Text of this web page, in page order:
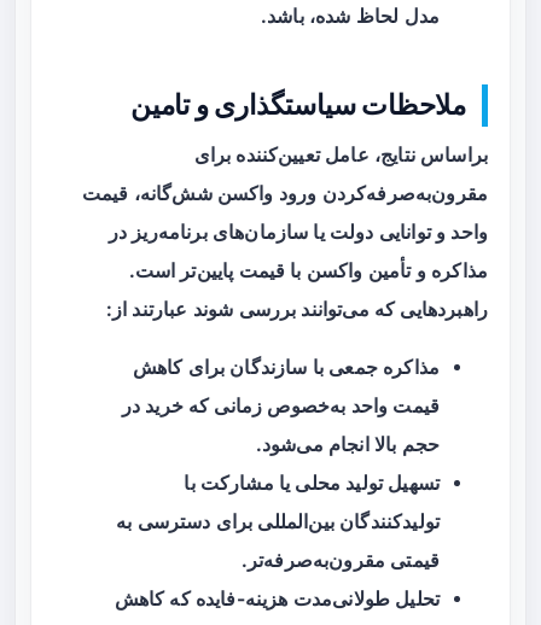
مدل لحاظ شده، باشد.
ملاحظات سیاستگذاری و تامین
براساس نتایج، عامل تعیین‌کننده برای
مقرون‌به‌صرفه‌کردن ورود واکسن شش‌گانه، قیمت
واحد و توانایی دولت یا سازمان‌های برنامه‌ریز در
مذاکره و تأمین واکسن با قیمت پایین‌تر است.
راهبردهایی که می‌توانند بررسی شوند عبارتند از:
مذاکره جمعی با سازندگان برای کاهش
قیمت واحد به‌خصوص زمانی که خرید در
حجم بالا انجام می‌شود.
تسهیل تولید محلی یا مشارکت با
تولیدکنندگان بین‌المللی برای دسترسی به
قیمتی مقرون‌به‌صرفه‌تر.
تحلیل طولانی‌مدت هزینه-فایده که کاهش